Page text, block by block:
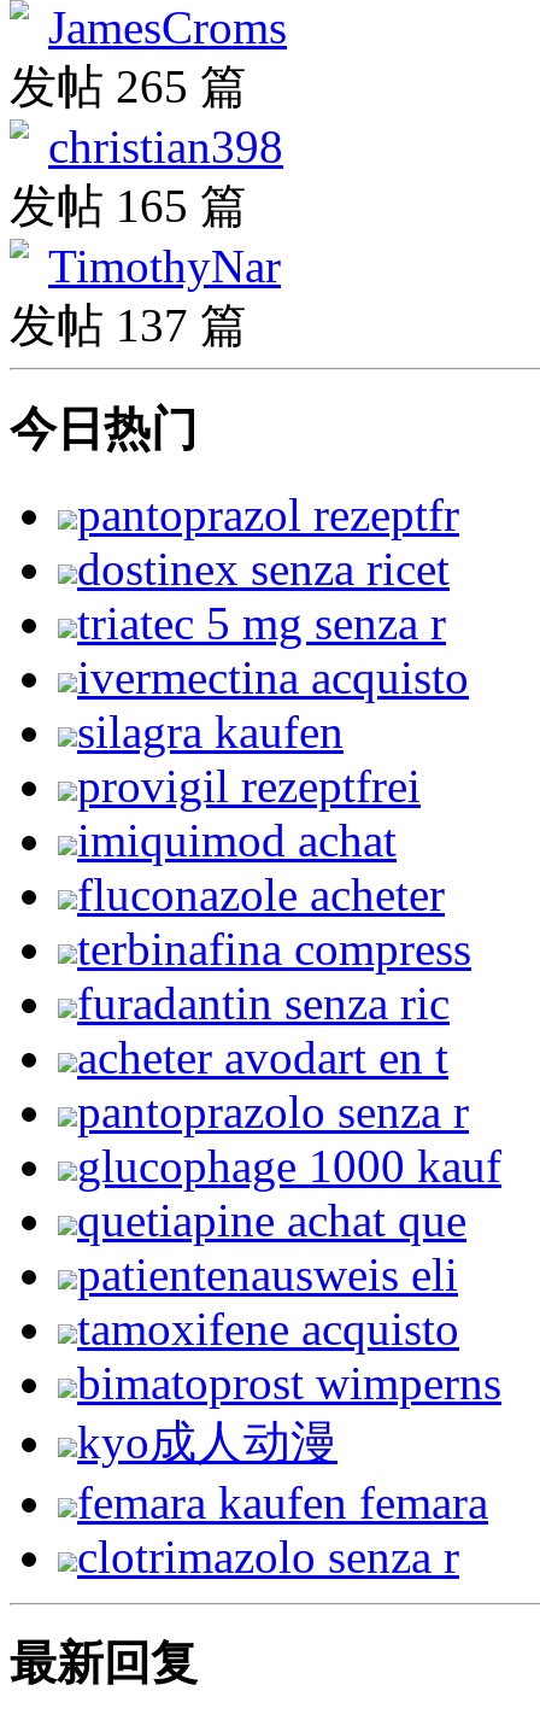
JamesCroms
发帖 265 篇
christian398
发帖 165 篇
TimothyNar
发帖 137 篇
今日热门
pantoprazol rezeptfr
dostinex senza ricet
triatec 5 mg senza r
ivermectina acquisto
silagra kaufen
provigil rezeptfrei
imiquimod achat
fluconazole acheter
terbinafina compress
furadantin senza ric
acheter avodart en t
pantoprazolo senza r
glucophage 1000 kauf
quetiapine achat que
patientenausweis eli
tamoxifene acquisto
bimatoprost wimperns
kyo成人动漫
femara kaufen femara
clotrimazolo senza r
最新回复